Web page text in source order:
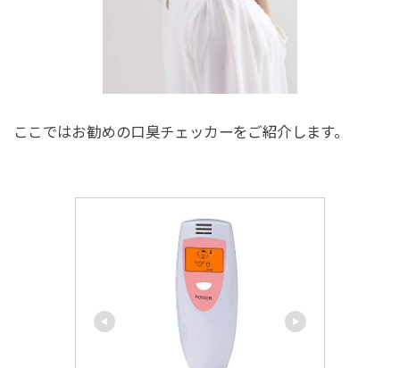
ここではお勧めの口臭チェッカーをご紹介します。